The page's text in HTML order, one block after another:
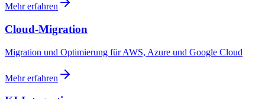
Mehr erfahren
Cloud-Migration
Migration und Optimierung für AWS, Azure und Google Cloud
Mehr erfahren